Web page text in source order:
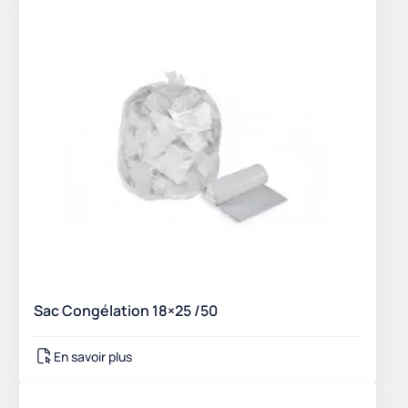
Sac Congélation 18×25 /50
En savoir plus